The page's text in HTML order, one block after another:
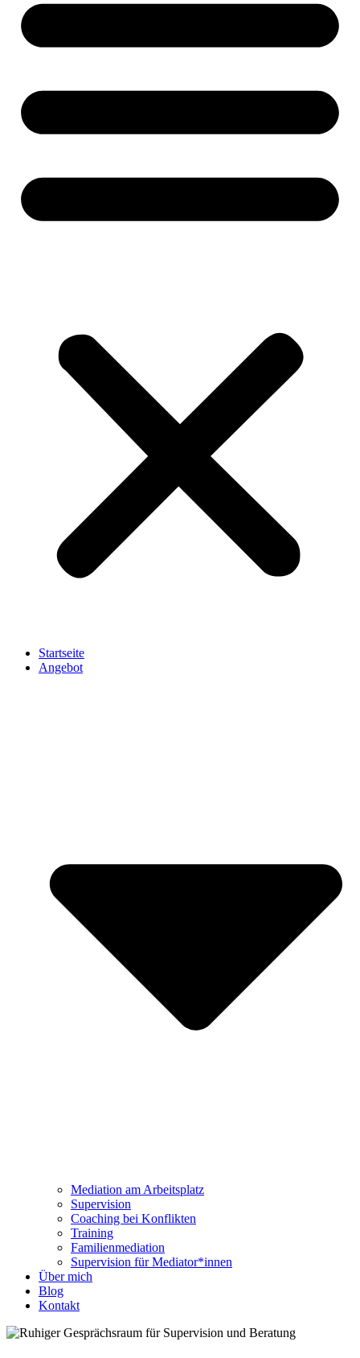
Startseite
Angebot
Mediation am Arbeitsplatz
Supervision
Coaching bei Konflikten
Training
Familienmediation
Supervision für Mediator*innen
Über mich
Blog
Kontakt